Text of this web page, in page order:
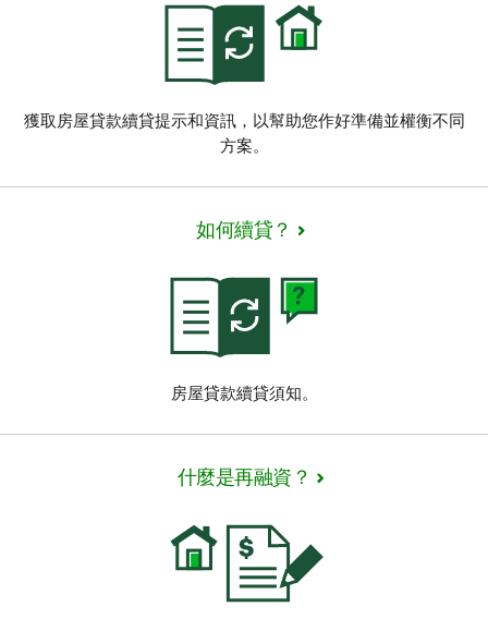
獲取房屋貸款續貸提示和資訊，以幫助您作好準備並權衡不同
方案。
如何續貸？
房屋貸款續貸須知。
什麼是再融資？